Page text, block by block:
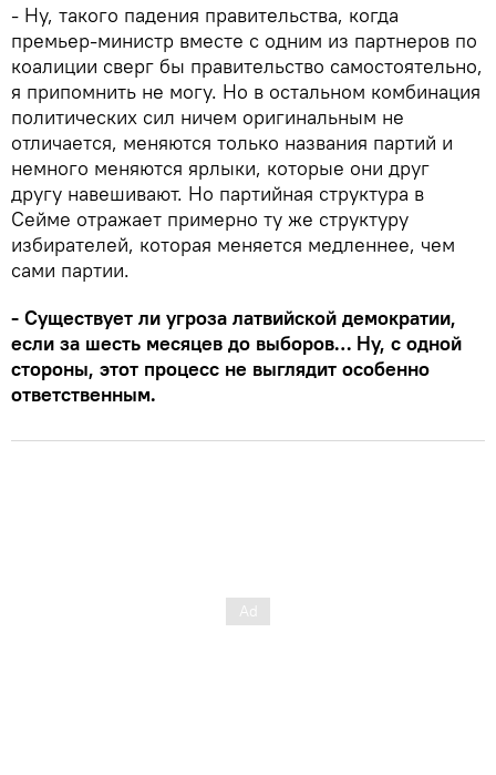
- Ну, такого падения правительства, когда
премьер-министр вместе с одним из партнеров по
коалиции сверг бы правительство самостоятельно,
я припомнить не могу. Но в остальном комбинация
политических сил ничем оригинальным не
отличается, меняются только названия партий и
немного меняются ярлыки, которые они друг
другу навешивают. Но партийная структура в
Сейме отражает примерно ту же структуру
избирателей, которая меняется медленнее, чем
сами партии.
- Существует ли угроза латвийской демократии,
если за шесть месяцев до выборов… Ну, с одной
стороны, этот процесс не выглядит особенно
ответственным.